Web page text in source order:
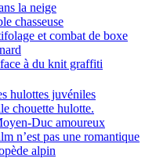
la neige
chasseuse
et combat de boxe
à du knit graffiti
hulottes juvéniles
chouette hulotte.
Duc amoureux
n’est pas une romantique
alpin